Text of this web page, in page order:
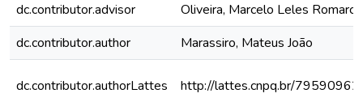
dc.contributor.advisor
Oliveira, Marcelo Leles
dc.contributor.author
Marassiro, Mateus João
dc.contributor.authorLattes http://lattes.cnpq.br/